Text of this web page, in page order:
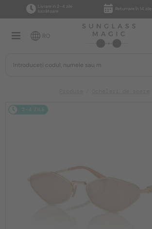
Livrare în 2–4 zile
lucrătoare
Returnare în 14 zile
RO
2-4 ZILE